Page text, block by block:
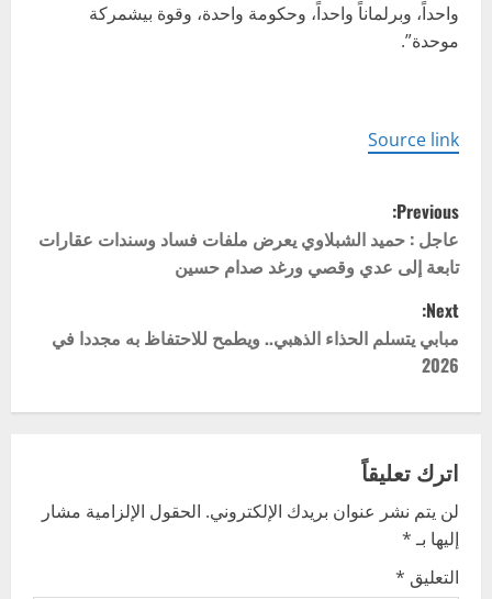
واحداً، وبرلماناً واحداً، وحكومة واحدة، وقوة بيشمركة
موحدة”.
Source link
P
o
s
t
n
v
i
g
Previous:
عاجل : حميد الشبلاوي يعرض ملفات فساد وسندات عقارات
تابعة إلى عدي وقصي ورغد صدام حسين
Next:
مبابي يتسلم الحذاء الذهبي.. ويطمح للاحتفاظ به مجددا في
2026
اترك تعليقاً
لن يتم نشر عنوان بريدك الإلكتروني. الحقول الإلزامية مشار
إليها بـ*
التعليق *